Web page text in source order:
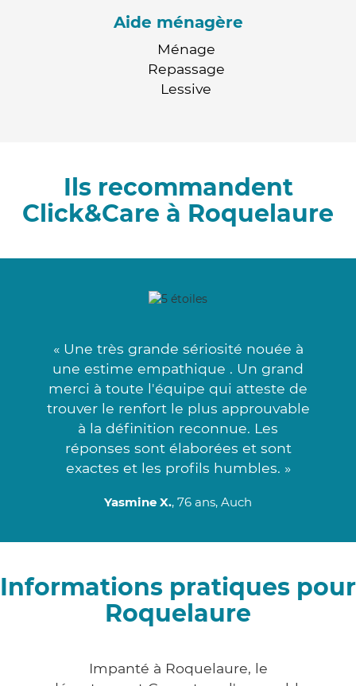
Aide ménagère
Ménage
Repassage
Lessive
Ils recommandent
Click&Care à Roquelaure
« Une très grande sériosité nouée à
une estime empathique . Un grand
merci à toute l'équipe qui atteste de
trouver le renfort le plus approuvable
à la définition reconnue. Les
réponses sont élaborées et sont
exactes et les profils humbles. »
Yasmine X., 76 ans, Auch
Informations pratiques pour
Roquelaure
Impanté à Roquelaure, le